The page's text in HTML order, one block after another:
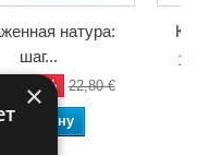
натура:
шаг...
-50% 22,80 €
В корзину
×